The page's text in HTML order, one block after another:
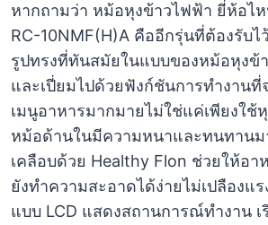
หากถามว่า หม้อหุงข้าวไฟฟ้า ยี่ห้อไ
RC-10NMF(H)A คืออีกรุ่นที่ต้องรับ
รูปทรงที่ทันสมัยในแบบของหม้อหุงข้
และเปี่ยมไปด้วยฟังก์ชันการทำงานที่
เมนูอาหารมากมายไม่ใช่แค่เพียงใช้
หม้อด้านในมีความหนาและทนทานม
เคลือบด้วย Healthy Flon ช่วยให้อ
ยังทำความสะอาดได้ง่ายไม่เปลืองแ
แบบ LCD แสดงสถานการณ์ทำงาน เ